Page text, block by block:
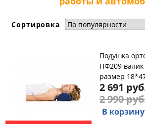
Сортировка
Подушка
ПФ209 валик
размер
2 691
2 990
В корзину